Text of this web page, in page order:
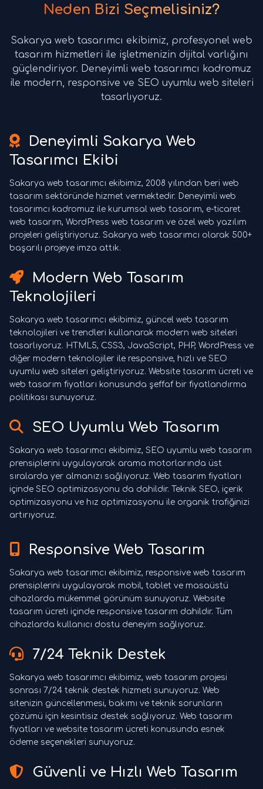
Neden Bizi Seçmelisiniz?
Sakarya web tasarımcı ekibimiz, profesyonel web
tasarım hizmetleri ile işletmenizin dijital varlığını
güçlendiriyor. Deneyimli web tasarımcı kadromuz
ile modern, responsive ve SEO uyumlu web siteleri
tasarlıyoruz.
Deneyimli Sakarya Web
Tasarımcı Ekibi
Sakarya web tasarımcı ekibimiz, 2008 yılından beri web
tasarım sektöründe hizmet vermektedir. Deneyimli web
tasarımcı kadromuz ile kurumsal web tasarım, e-ticaret
web tasarım, WordPress web tasarım ve özel web yazılım
projeleri geliştiriyoruz. Sakarya web tasarımcı olarak 500+
başarılı projeye imza attık.
Modern Web Tasarım
Teknolojileri
Sakarya web tasarımcı ekibimiz, güncel web tasarım
teknolojileri ve trendleri kullanarak modern web siteleri
tasarlıyoruz. HTML5, CSS3, JavaScript, PHP, WordPress ve
diğer modern teknolojiler ile responsive, hızlı ve SEO
uyumlu web siteleri geliştiriyoruz. Website tasarım ücreti ve
web tasarım fiyatları konusunda şeffaf bir fiyatlandırma
politikası sunuyoruz.
SEO Uyumlu Web Tasarım
Sakarya web tasarımcı ekibimiz, SEO uyumlu web tasarım
prensiplerini uygulayarak arama motorlarında üst
sıralarda yer almanızı sağlıyoruz. Web tasarım fiyatları
içinde SEO optimizasyonu da dahildir. Teknik SEO, içerik
optimizasyonu ve hız optimizasyonu ile organik trafiğinizi
artırıyoruz.
Responsive Web Tasarım
Sakarya web tasarımcı ekibimiz, responsive web tasarım
prensiplerini uygulayarak mobil, tablet ve masaüstü
cihazlarda mükemmel görünüm sunuyoruz. Website
tasarım ücreti içinde responsive tasarım dahildir. Tüm
cihazlarda kullanıcı dostu deneyim sağlıyoruz.
7/24 Teknik Destek
Sakarya web tasarımcı ekibimiz, web tasarım projesi
sonrası 7/24 teknik destek hizmeti sunuyoruz. Web
sitenizin güncellenmesi, bakımı ve teknik sorunların
çözümü için kesintisiz destek sağlıyoruz. Web tasarım
fiyatları ve website tasarım ücreti konusunda esnek
ödeme seçenekleri sunuyoruz.
Güvenli ve Hızlı Web Tasarım